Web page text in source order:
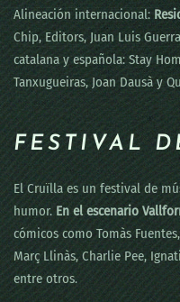
Alineación internacional:
Chip, Editors, Juan Luis
catalana y española: Stay
Tanxugueiras, Joan Dausà y
FESTIVAL
El Cruïlla es un festival de
humor. En el escenario
cómicos como Tomàs
Març Llinàs, Charlie Pee,
entre otros.